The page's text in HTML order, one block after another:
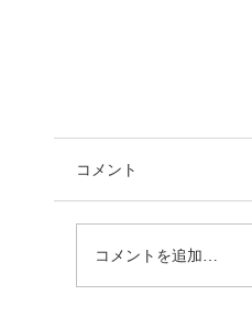
コメント
コメントを追加…